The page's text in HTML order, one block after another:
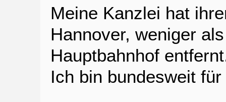
Meine Kanzlei hat
Hannover, weniger
Hauptbahnhof
Ich bin bundesweit